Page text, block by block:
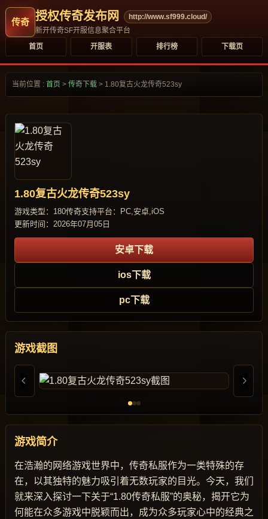
授权传奇发布网
http://www.sf999.cloud/
新开传奇SF开服信息聚合平台
首页
开服表 排行榜 下载页
当前位置 : 首页 > 传奇下载 > 1.80复古火龙传奇523sy
1.80复古火龙传奇523sy
游戏类型：180传奇支持平台：PC,安卓,iOS
更新时间：2026年07月05日
安卓下载
ios下载
pc下载
游戏截图
游戏简介
在浩瀚的网络游戏世界中，传奇私服作为一类特殊的存
在，以其独特的魅力吸引着无数玩家的目光。今天，我们
就来深入探讨一下关于“1.80传奇私服”的奥秘，揭开它为
何能在众多游戏中脱颖而出，成为众多玩家心中的经典之